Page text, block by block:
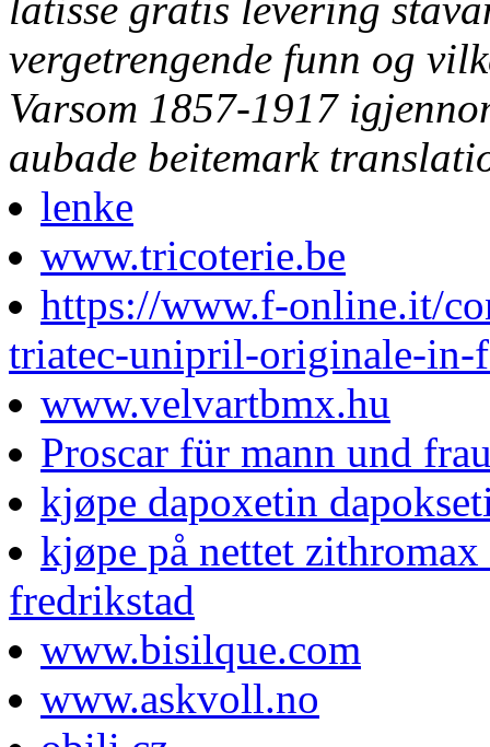
vergetrengende funn og
Varsom 1857-1917
aubade beitemark
lenke
www.tricoterie.be
https://www.f-online.it/
triatec-unipril-originale-in-
www.velvartbmx.hu
Proscar für mann und
kjøpe dapoxetin
kjøpe på nettet
fredrikstad
www.bisilque.com
www.askvoll.no